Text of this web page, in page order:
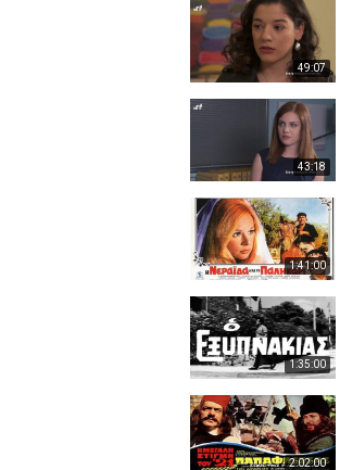
49:07
43:18
1:41:00
1:35:00
2:02:00